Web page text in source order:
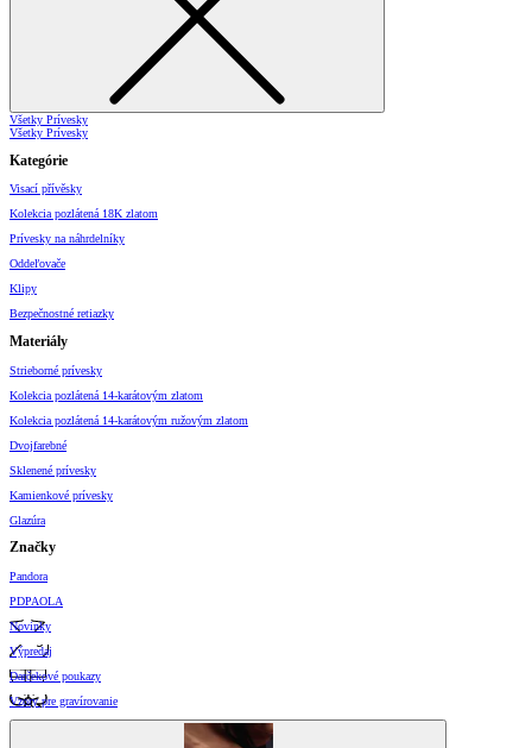
Všetky Prívesky
Všetky Prívesky
Kategórie
Visací přívěsky
Kolekcia pozlátená 18K zlatom
Prívesky na náhrdelníky
Oddeľovače
Klipy
Bezpečnostné retiazky
Materiály
Strieborné prívesky
Kolekcia pozlátená 14-karátovým zlatom
Kolekcia pozlátená 14-karátovým ružovým zlatom
Dvojfarebné
Sklenené prívesky
Kamienkové prívesky
Glazúra
Značky
Pandora
PDPAOLA
Novinky
Výpredaj
Darčekové poukazy
Vzory pre gravírovanie